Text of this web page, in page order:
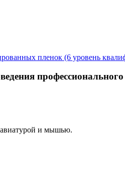
пленок (6 уровень
и мышью.